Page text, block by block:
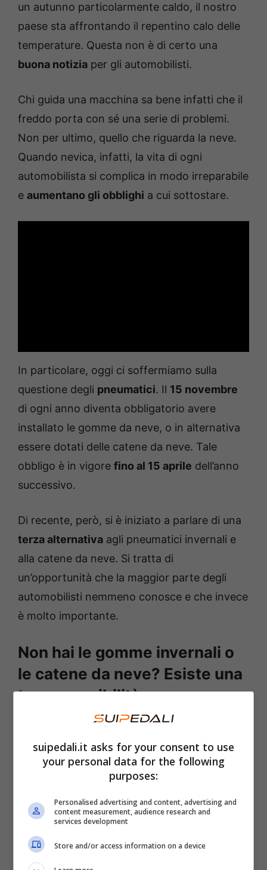
un autunno particolarmente caldo, il nostro
paese sta affrontando il repentino calo delle
temperature. Questa non è di certo una
buona notizia per gli automobilisti.
Chi guida una macchina sa bene infatti che il
freddo porta con sé una serie di problemi.
Non per ultimo, quello che riguarda la neve.
Quando nevica, infatti, la vita di ogni
automobilista si complica in modo irreparabile
e aumentano gli obblighi a cui sottostare.
In particolare, oggi ci soffermiamo sulla
questione degli pneumatici. Il 15 novembre
di ogni anno diventa obbligatorio avere
installato le gomme da neve, o in alternativa
essere dotati delle catene da neve. Tale
obbligo è in vigore fino al 15 aprile dell’anno
successivo.
Di recente, però, si è iniziato a parlare di una
terza alternativa agli pneumatici invernali e
alla catene da neve. Si tratta di
un’opportunità che la maggior parte degli
automobilisti nemmeno conosce e che invece
è molto importante.
Non hai le gomme invernali o
le catene da neve? Esiste una
terza possibilità
marzo 2023), infatti, è possibile dotarsi di un
terzo dispositivoche permette di non aver
problemi quando nevica. Stiamo parlando
delle calze da neve, dispositivi da usare in
invernoal posto delle classiche catene
sono coperture in tessuto che possono
essere applicate alle ruote con un
suipedali.it asks for your consent to use
your personal data for the following
purposes:
Personalised advertising and content, advertising and
content measurement, audience research and
services development
Store and/or access information on a device